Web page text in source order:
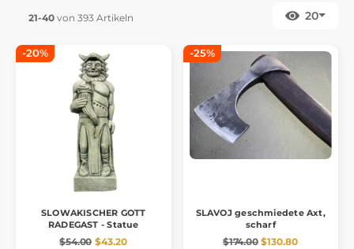
21-40 von 393 Artikeln 20
-20%
SLOWAKISCHER GOTT
RADEGAST - Statue
$54.00 $43.20
-25%
SLAVOJ geschmiedete Axt,
scharf
$174.00 $130.80